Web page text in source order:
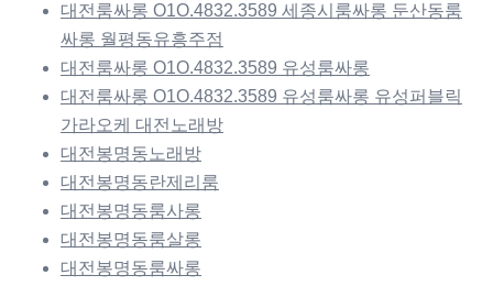
대전룸싸롱 O1O.4832.3589 세종시룸싸롱 둔산동룸
싸롱 월평동유흥주점
대전룸싸롱 O1O.4832.3589 유성룸싸롱
대전룸싸롱 O1O.4832.3589 유성룸싸롱 유성퍼블릭
가라오케 대전노래방
대전봉명동노래방
대전봉명동란제리룸
대전봉명동룸사롱
대전봉명동룸살롱
대전봉명동룸싸롱